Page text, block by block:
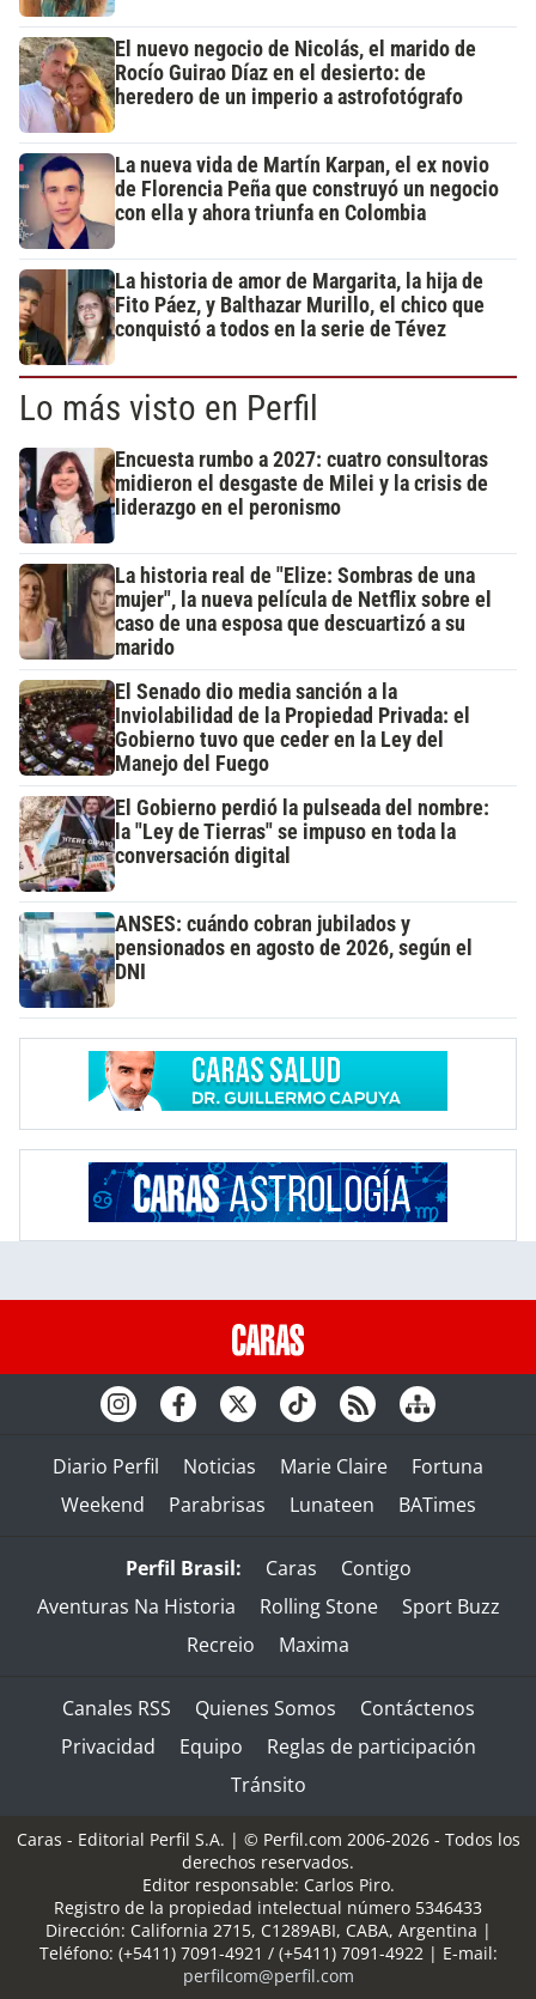
El nuevo negocio de Nicolás, el marido de
Rocío Guirao Díaz en el desierto: de
heredero de un imperio a astrofotógrafo
La nueva vida de Martín Karpan, el ex novio
de Florencia Peña que construyó un negocio
con ella y ahora triunfa en Colombia
La historia de amor de Margarita, la hija de
Fito Páez, y Balthazar Murillo, el chico que
conquistó a todos en la serie de Tévez
Lo más visto en Perfil
Encuesta rumbo a 2027: cuatro consultoras
midieron el desgaste de Milei y la crisis de
liderazgo en el peronismo
La historia real de "Elize: Sombras de una
mujer", la nueva película de Netflix sobre el
caso de una esposa que descuartizó a su
marido
El Senado dio media sanción a la
Inviolabilidad de la Propiedad Privada: el
Gobierno tuvo que ceder en la Ley del
Manejo del Fuego
El Gobierno perdió la pulseada del nombre:
la "Ley de Tierras" se impuso en toda la
conversación digital
ANSES: cuándo cobran jubilados y
pensionados en agosto de 2026, según el
DNI
Diario Perfil Noticias Marie Claire
Fortuna
Weekend
Parabrisas Lunateen BATimes
Perfil Brasil: Caras
Contigo
Aventuras Na Historia
Rolling Stone
Sport Buzz
Recreio
Maxima
Canales RSS Quienes Somos
Contáctenos
Privacidad
Equipo
Reglas de participación
Tránsito
Caras - Editorial Perfil S.A. | © Perfil.com 2006-2026 - Todos los
derechos reservados.
Editor responsable: Carlos Piro.
Registro de la propiedad intelectual número 5346433
Dirección: California 2715, C1289ABI, CABA, Argentina |
Teléfono: (+5411) 7091-4921 / (+5411) 7091-4922| E-mail:
perfilcom@perfil.com